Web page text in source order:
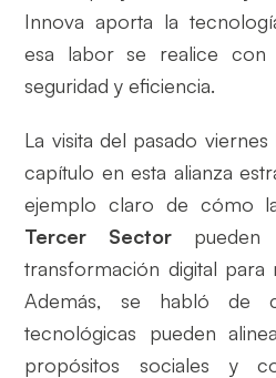
Innova aporta la
esa labor se realice con
seguridad y eficiencia.
La visita del pasado
capítulo en esta alianza
ejemplo claro de cómo
Tercer Sector pueden
transformación digital para
Además, se habló de
tecnológicas pueden
propósitos sociales y